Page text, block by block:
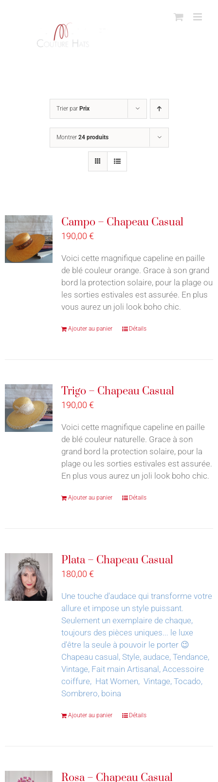
Trier par Prix
Montrer 24 produits
Campo – Chapeau Casual
190,00 €
Voici cette magnifique capeline en paille
de blé couleur orange. Grace à son grand
bord la protection solaire, pour la plage ou
les sorties estivales est assurée. En plus
vous aurez un joli look boho chic.
Ajouter au panier Détails
Trigo – Chapeau Casual
190,00 €
Voici cette magnifique capeline en paille
de blé couleur naturelle. Grace à son
grand bord la protection solaire, pour la
plage ou les sorties estivales est assurée.
En plus vous aurez un joli look boho chic.
Ajouter au panier Détails
Plata – Chapeau Casual
180,00 €
Une touche d'audace qui transforme votre
allure et impose un style puissant.
Seulement un exemplaire de chaque,
toujours des pièces uniques... le luxe
d'être la seule à pouvoir le porter 😉
Chapeau casual, Style, audace, Tendance,
Vintage, Fait main Artisanal, Accessoire
coiffure, Hat Women, Vintage, Tocado,
Sombrero, boina
Ajouter au panier Détails
Rosa – Chapeau Casual